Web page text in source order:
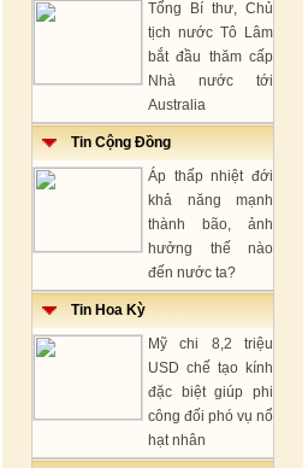
Tổng Bí thư, Chủ
tịch nước Tô Lâm
bắt đầu thăm cấp
Nhà nước tới
Australia
Tin Cộng Đồng
Áp thấp nhiệt đới
khả năng mạnh
thành bão, ảnh
hưởng thế nào
đến nước ta?
Tin Hoa Kỳ
Mỹ chi 8,2 triệu
USD chế tạo kính
đặc biệt giúp phi
công đối phó vụ nổ
hạt nhân